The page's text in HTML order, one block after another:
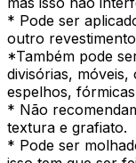
* Pode ser
outro
*Também pode
divisórias, móveis,
espelhos,
* Não
textura e grafiato.
* Pode ser